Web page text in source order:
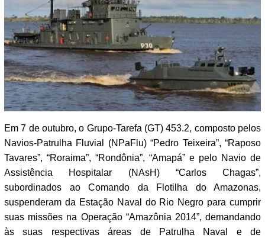
Em 7 de outubro, o Grupo-Tarefa (GT) 453.2, composto pelos
Navios-Patrulha Fluvial (NPaFlu) “Pedro Teixeira”, “Raposo
Tavares”, “Roraima”, “Rondônia”, “Amapá” e pelo Navio de
Assistência Hospitalar (NAsH) “Carlos Chagas”,
subordinados ao Comando da Flotilha do Amazonas,
suspenderam da Estação Naval do Rio Negro para cumprir
suas missões na Operação “Amazônia 2014”, demandando
às suas respectivas áreas de Patrulha Naval e de